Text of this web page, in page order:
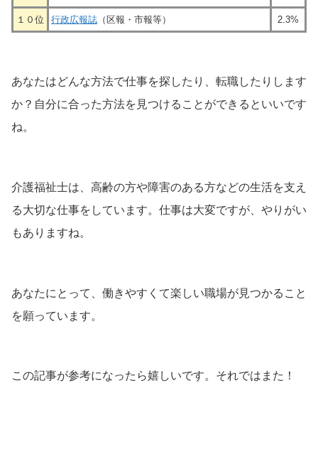
１０位 行政広報誌 （区報・市報等） 2.3%
あなたはどんな方法で仕事を探したり、転職したりします
か？自分に合った方法を見つけることができるといいです
ね。
介護福祉士は、高齢の方や障害のある方などの生活を支え
る大切な仕事をしています。仕事は大変ですが、やりがい
もありますね。
あなたにとって、働きやすくて楽しい職場が見つかること
を願っています。
この記事が参考になったら嬉しいです。それではまた！